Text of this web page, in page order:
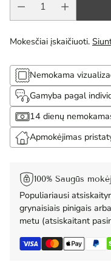
Mokesčiai įskaičiuoti.
Nemokama
Gamyba pagal
14 dienų
Apmokėjimas
100% Saugūs
Populiariausi
grynaisiais pinigais
metu (atsiskaitant